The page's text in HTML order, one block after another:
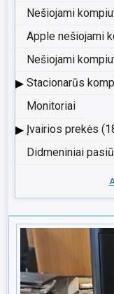
Nešiojami
Apple nešiojami
Nešiojami
▸ Stacionarūs
Monitoriai
▸ Įvairios prekės
Didmeniniai